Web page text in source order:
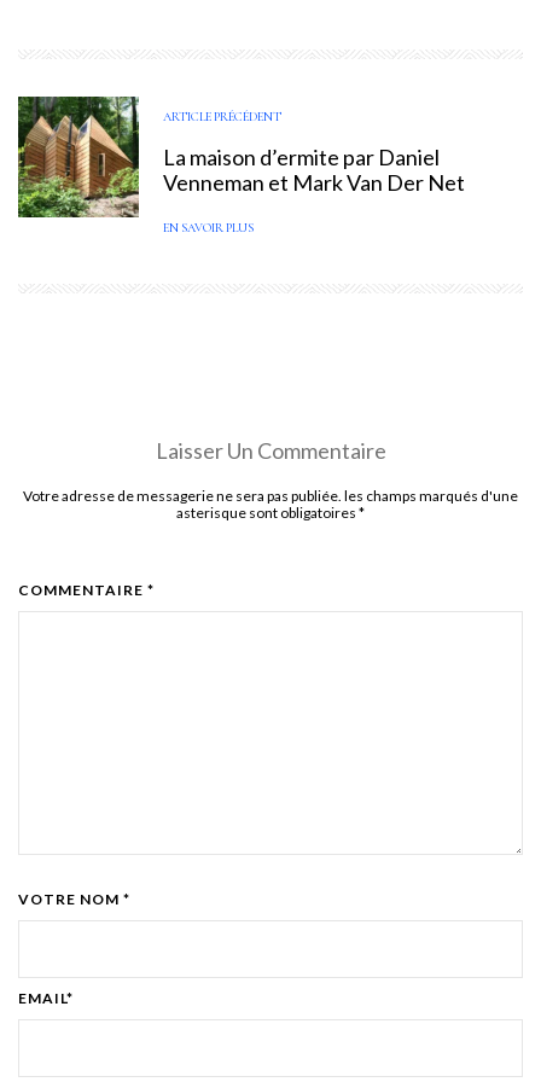
ARTICLE PRÉCÉDENT
La maison d’ermite par Daniel
Venneman et Mark Van Der Net
EN SAVOIR PLUS
Laisser Un Commentaire
Votre adresse de messagerie ne sera pas publiée. les champs marqués d'une
asterisque sont obligatoires *
COMMENTAIRE *
VOTRE NOM *
EMAIL*